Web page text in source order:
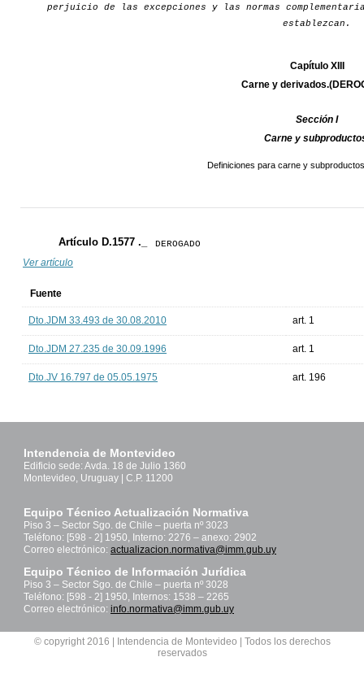
perjuicio de las excepciones y las normas
establezcan.
Capítulo XIII
Carne y
Sección I
Carne y
Definiciones para carne y
Artículo D.1577 ._ DEROGADO
Ver artículo
Fuente
Dto.JDM 33.493 de 30.08.2010 art. 1
Dto.JDM 27.235 de 30.09.1996 art. 1
Dto.JV 16.797 de 05.05.1975 art. 196
Intendencia de Montevideo
Edificio sede: Avda. 18 de Julio 1360
Montevideo, Uruguay | C.P. 11200
Equipo Técnico Actualización Normativa
Piso 3 – Sector Sgo. de Chile – puerta nº 3023
Teléfono: [598 - 2] 1950, Interno: 2276 – anexo: 2902
Correo electrónico: actualizacion.normativa@imm.gub.uy
Equipo Técnico de Información Jurídica
Piso 3 – Sector Sgo. de Chile – puerta nº 3028
Teléfono: [598 - 2] 1950, Internos: 1538 – 2265
Correo electrónico: info.normativa@imm.gub.uy
© copyright 2016 | Intendencia de Montevideo | Todos los derechos
reservados